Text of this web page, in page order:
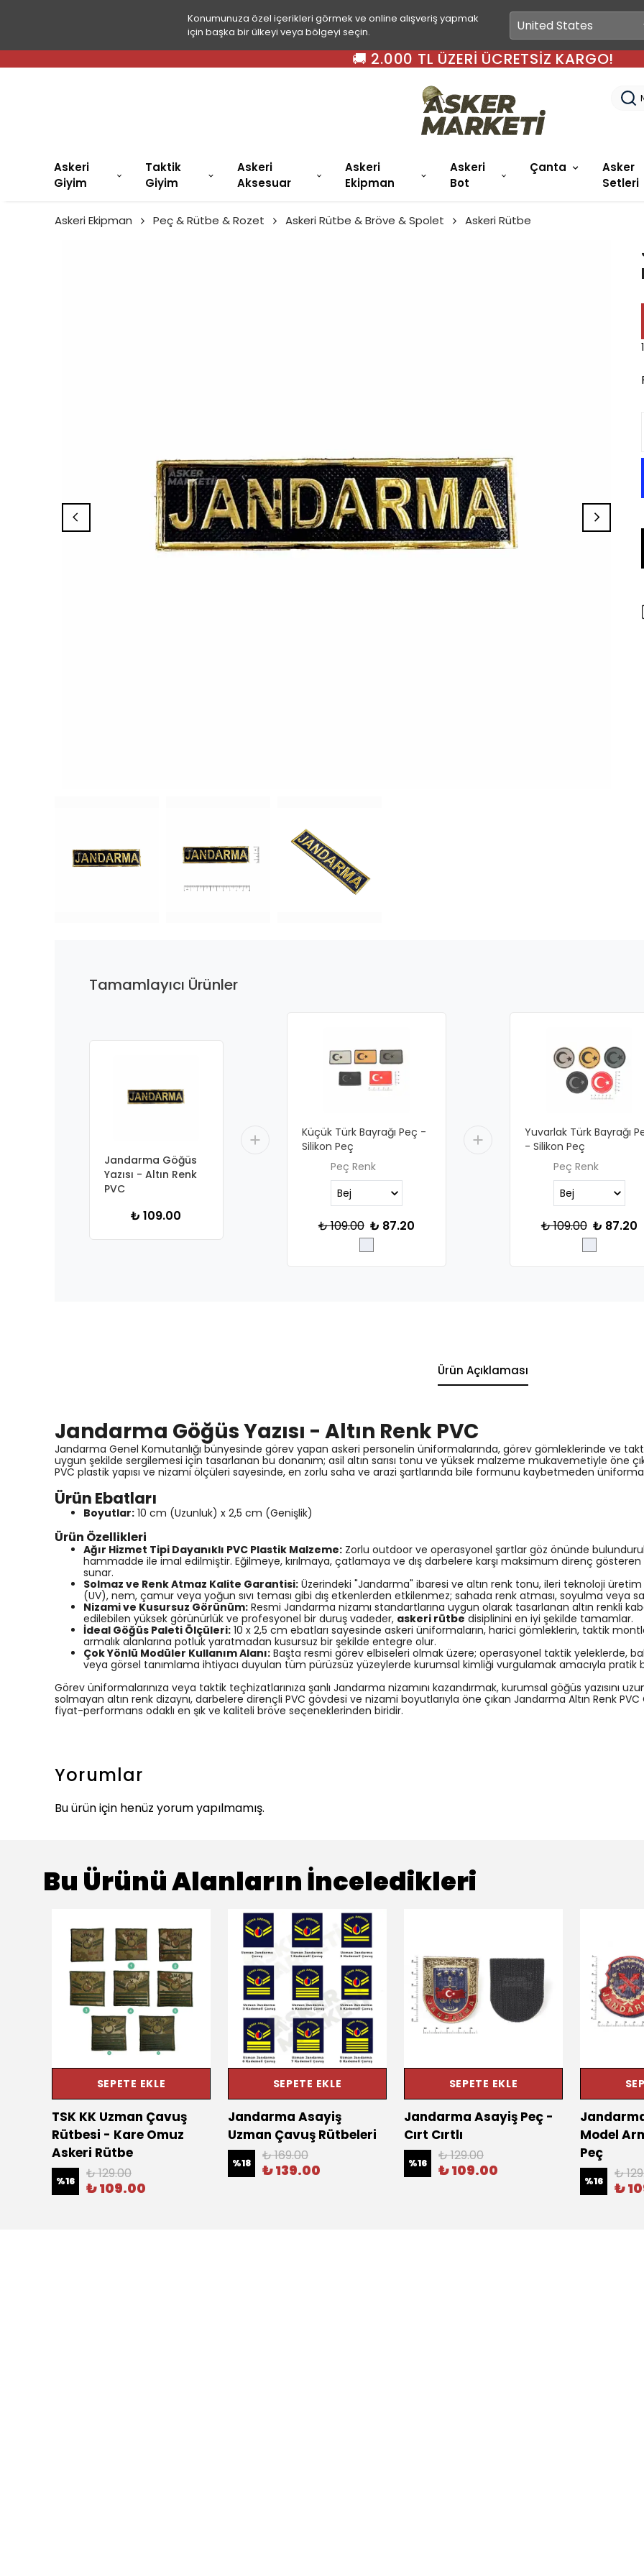
Konumunuza özel içerikleri görmek ve online alışveriş yapmak
için başka bir ülkeyi veya bölgeyi seçin.
🚚 2.000 TL ÜZERI ÜCRETSIZ KARGO!
Askeri
Giyim
Taktik
Giyim
Askeri
Aksesuar
Askeri
Ekipman
Askeri
Bot
Çanta
Asker
Setleri
Askeri Ekipman Peç & Rütbe & Rozet Askeri Rütbe & Bröve & Spolet Askeri Rütbe
Tamamlayıcı Ürünler
Jandarma Göğüs
Yazısı - Altın Renk
PVC
₺ 109.00
Küçük Türk Bayrağı Peç -
Silikon Peç
Peç Renk
₺ 109.00 ₺ 87.20
Yuvarlak Türk Bayrağı
- Silikon Peç
Peç Renk
₺ 109.00 ₺ 87.20
Ürün Açıklaması
Jandarma Göğüs Yazısı - Altın Renk PVC
Jandarma Genel Komutanlığı bünyesinde görev yapan askeri personelin üniformalarında, görev gömleklerinde ve
uygun şekilde sergilemesi için tasarlanan bu donanım; asil altın sarısı tonu ve yüksek malzeme mukavemetiyle öne
PVC plastik yapısı ve nizami ölçüleri sayesinde, en zorlu saha ve arazi şartlarında bile formunu kaybetmeden
Ürün Ebatları
Boyutlar: 10 cm (Uzunluk) x 2,5 cm (Genişlik)
Ürün Özellikleri
Ağır Hizmet Tipi Dayanıklı PVC Plastik Malzeme: Zorlu outdoor ve operasyonel şartlar göz önünde
hammadde ile imal edilmiştir. Eğilmeye, kırılmaya, çatlamaya ve dış darbelere karşı maksimum direnç gösteren
sunar.
Solmaz ve Renk Atmaz Kalite Garantisi: Üzerindeki "Jandarma" ibaresi ve altın renk tonu, ileri teknoloji üretim
(UV), nem, çamur veya yoğun sıvı teması gibi dış etkenlerden etkilenmez; sahada renk atması, soyulma veya
Nizami ve Kusursuz Görünüm: Resmi Jandarma nizamı standartlarına uygun olarak tasarlanan altın renkli
edilebilen yüksek görünürlük ve profesyonel bir duruş vadeder, askeri rütbe disiplinini en iyi şekilde tamamlar.
İdeal Göğüs Paleti Ölçüleri: 10 x 2,5 cm ebatları sayesinde askeri üniformaların, harici gömleklerin, taktik
armalık alanlarına potluk yaratmadan kusursuz bir şekilde entegre olur.
Çok Yönlü Modüler Kullanım Alanı: Başta resmi görev elbiseleri olmak üzere; operasyonel taktik yeleklerde,
veya görsel tanımlama ihtiyacı duyulan tüm pürüzsüz yüzeylerde kurumsal kimliği vurgulamak amacıyla pratik
Görev üniformalarınıza veya taktik teçhizatlarınıza şanlı Jandarma nizamını kazandırmak, kurumsal göğüs yazısını
solmayan altın renk dizaynı, darbelere dirençli PVC gövdesi ve nizami boyutlarıyla öne çıkan Jandarma Altın Renk PVC
fiyat-performans odaklı en şık ve kaliteli bröve seçeneklerinden biridir.
Yorumlar
Bu ürün için henüz yorum yapılmamış.
Bu Ürünü Alanların İnceledikleri
SEPETE EKLE
TSK KK Uzman Çavuş
Rütbesi - Kare Omuz
Askeri Rütbe
%16 ₺ 129.00
₺ 109.00
SEPETE EKLE
Jandarma Asayiş
Uzman Çavuş Rütbeleri
%18 ₺ 169.00
₺ 139.00
SEPETE EKLE
Jandarma Asayiş Peç -
Cırt Cırtlı
%16 ₺ 129.00
₺ 109.00
Model
Peç
%16 ₺
₺